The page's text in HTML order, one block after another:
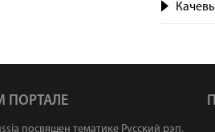
ПОРТАЛЕ
посвящен тематике Русский рэп.